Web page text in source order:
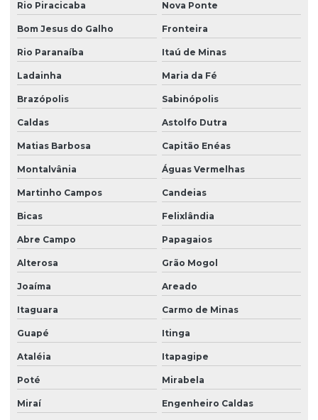
Rio Piracicaba Nova Ponte
Bom Jesus do Galho Fronteira
Rio Paranaíba Itaú de Minas
Ladainha Maria da Fé
Brazópolis Sabinópolis
Caldas Astolfo Dutra
Matias Barbosa Capitão Enéas
Montalvânia Águas Vermelhas
Martinho Campos Candeias
Bicas Felixlândia
Abre Campo Papagaios
Alterosa Grão Mogol
Joaíma Areado
Itaguara Carmo de Minas
Guapé Itinga
Ataléia Itapagipe
Poté Mirabela
Miraí Engenheiro Caldas